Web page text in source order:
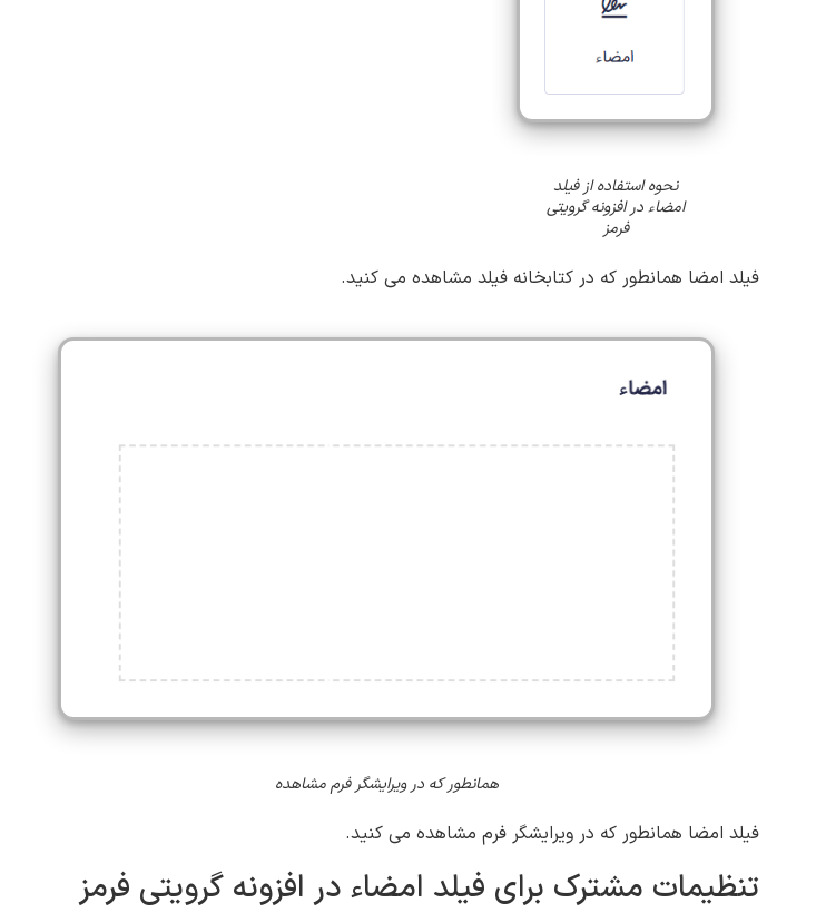
نحوه استفاده از فیلد
امضاء در افزونه گرویتی
فرمز
فیلد امضا همانطور که در کتابخانه فیلد مشاهده می کنید.
همانطور که در ویرایشگر فرم مشاهده
فیلد امضا همانطور که در ویرایشگر فرم مشاهده می کنید.
تنظیمات مشترک برای فیلد امضاء در افزونه گرویتی فرمز